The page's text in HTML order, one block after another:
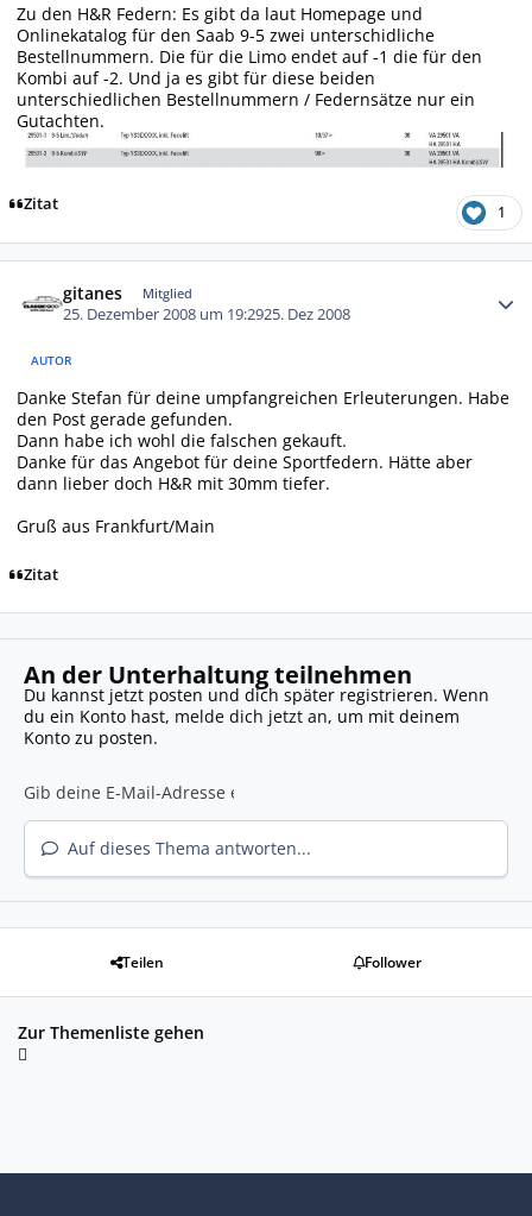
Zu den H&R Federn: Es gibt da laut Homepage und
Onlinekatalog für den Saab 9-5 zwei unterschidliche
Bestellnummern. Die für die Limo endet auf -1 die für den
Kombi auf -2. Und ja es gibt für diese beiden
unterschiedlichen Bestellnummern / Federnsätze nur ein
Gutachten.
Zitat 1
gitanes Mitglied
25. Dezember 2008 um 19:2925. Dez 2008
AUTOR
Danke Stefan für deine umpfangreichen Erleuterungen. Habe
den Post gerade gefunden.
Dann habe ich wohl die falschen gekauft.
Danke für das Angebot für deine Sportfedern. Hätte aber
dann lieber doch H&R mit 30mm tiefer.
Gruß aus Frankfurt/Main
Zitat
An der Unterhaltung teilnehmen
Du kannst jetzt posten und dich später registrieren. Wenn
du ein Konto hast, melde dich jetzt an, um mit deinem
Konto zu posten.
Auf dieses Thema antworten...
Teilen Follower
Zur Themenliste gehen